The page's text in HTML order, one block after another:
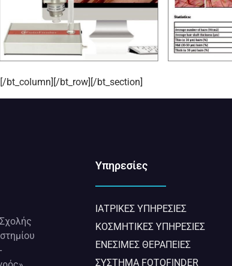
bt_column][/bt_row][/bt_section]
Υπηρεσίες
ΙΑΤΡΙΚΈΣ ΥΠΗΡΕΣΊΕΣ​
ΚΟΣΜΗΤΙΚΈΣ ΥΠΗΡΕΣΊΕΣ
ΕΝΈΣΙΜΕΣ ΘΕΡΑΠΕΊΕΣ
ΣΥΣΤΗΜΑ FOTOFINDER